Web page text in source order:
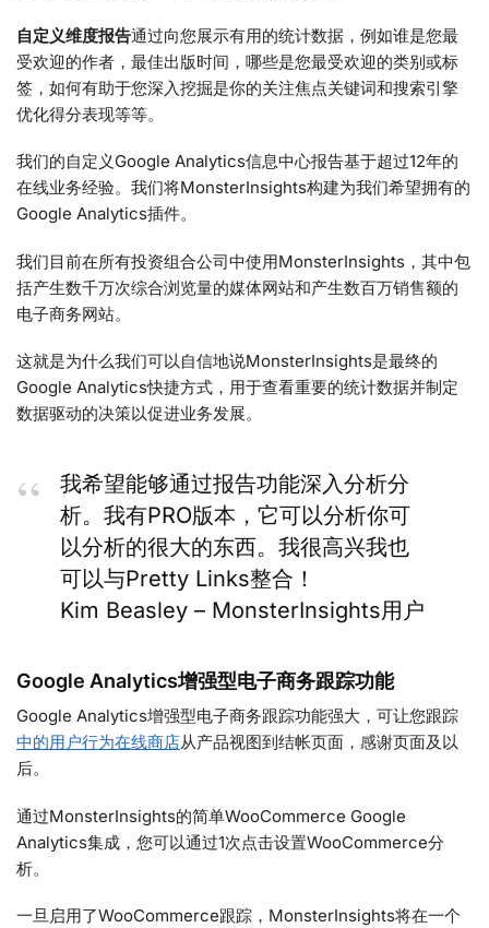
自定义维度报告通过向您展示有用的统计数据，例如谁是您最
受欢迎的作者，最佳出版时间，哪些是您最受欢迎的类别或标
签，如何有助于您深入挖掘是你的关注焦点关键词和搜索引擎
优化得分表现等等。
我们的自定义Google Analytics信息中心报告基于超过12年的
在线业务经验。我们将MonsterInsights构建为我们希望拥有的
Google Analytics插件。
我们目前在所有投资组合公司中使用MonsterInsights，其中包
括产生数千万次综合浏览量的媒体网站和产生数百万销售额的
电子商务网站。
这就是为什么我们可以自信地说MonsterInsights是最终的
Google Analytics快捷方式，用于查看重要的统计数据并制定
数据驱动的决策以促进业务发展。
我希望能够通过报告功能深入分析分
析。我有PRO版本，它可以分析你可
以分析的很大的东西。我很高兴我也
可以与Pretty Links整合！
Kim Beasley – MonsterInsights用户
Google Analytics增强型电子商务跟踪功能
Google Analytics增强型电子商务跟踪功能强大，可让您跟踪
中的用户行为在线商店从产品视图到结帐页面，感谢页面及以
后。
通过MonsterInsights的简单WooCommerce Google
Analytics集成，您可以通过1次点击设置WooCommerce分
析。
一旦启用了WooCommerce跟踪，MonsterInsights将在一个